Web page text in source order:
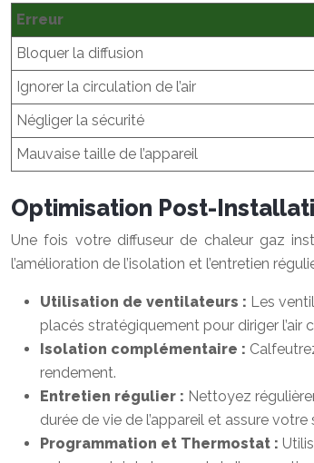
Erreur
Bloquer la diffusion
Ignorer la circulation de l’air
Négliger la sécurité
Mauvaise taille de l’appareil
Optimisation Post-
Une fois votre diffuseur de chaleur gaz
l’amélioration de l’isolation et l’entretien
Utilisation de ventilateurs : Les
placés stratégiquement pour diriger l’air
Isolation complémentaire :
rendement.
Entretien régulier : Nettoyez
durée de vie de l’appareil et assure votre
Programmation et Thermostat :